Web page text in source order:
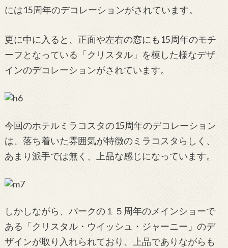
には15周年のデコレーションがされています。
更に中に入ると、正面や左右の窓にも15周年のモチ
ーフとなっている「クリスタル」を模した様なデザ
インのデコレーションがされています。
今回のホテルミラコスタの15周年のデコレーション
は、落ち着いた雰囲気が特徴のミラコスタらしく、
あまり派手では無く、上品な感じになっています。
しかしながら、パークの１５周年のメインショーで
ある「クリスタル・ウイッシュ・ジャーニー」のデ
ザインが取り入れられており、上品でありながらも